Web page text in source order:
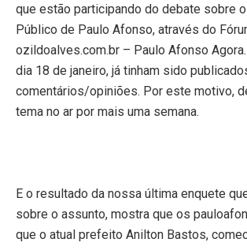
que estão participando do debate sobre
Público de Paulo Afonso, através do
ozildoalves.com.br – Paulo Afonso
dia 18 de janeiro, já tinham sido
comentários/opiniões. Por este motivo,
tema no ar por mais uma semana.
E o resultado da nossa última enquete
sobre o assunto, mostra que os
que o atual prefeito Anilton Bastos,